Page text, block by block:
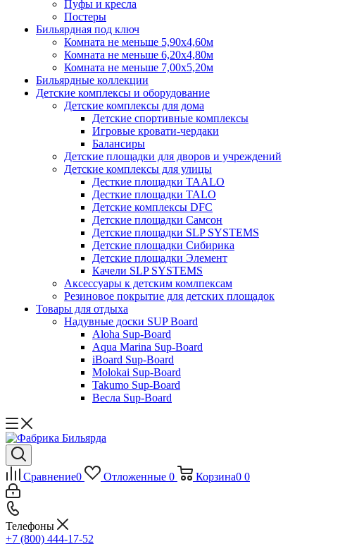
Пуфы и кресла
Постеры
Бильярдная под ключ
Комната не меньше 5,90х4,60м
Комната не меньше 6,20х4,80м
Комната не меньше 7,00х5,20м
Бильярдные коллекции
Детские комплексы и оборудование
Детские комплексы для дома
Детские спортивные комплексы
Игровые кровати-чердаки
Балансиры
Детские площадки для дворов и учреждений
Детские комплексы для улицы
Десткие площадки TAALO
Десткие площадки TALO
Детские комплексы DFC
Детские площадки Самсон
Детские площадки SLP SYSTEMS
Детские площадки Сибирика
Детские площадки Элемент
Качели SLP SYSTEMS
Аксессуары к детским комлпексам
Резиновое покрытие для детских площадок
Товары для отдыха
Надувные доски SUP Board
Aloha Sup-Board
Aqua Marina Sup-Board
iBoard Sup-Board
Molokai Sup-Board
Takumo Sup-Board
Весла Sup-Board
Сравнение0 Отложенные 0 Корзина0 0
Телефоны
+7 (800) 444-17-52